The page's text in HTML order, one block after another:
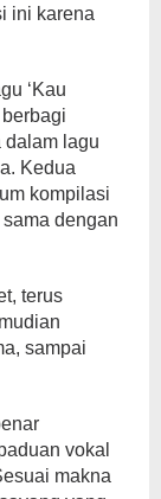
ini karena
‘Kau
dalam lagu
Kedua
kompilasi
dengan
terus
sampai
vokal
makna